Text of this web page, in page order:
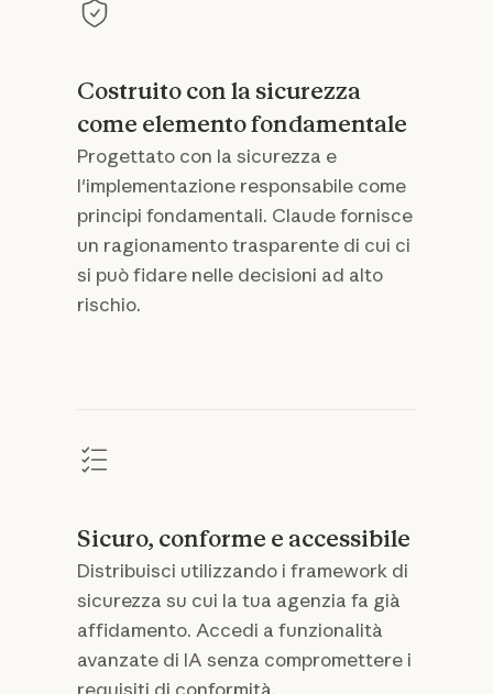
Costruito con la sicurezza
come elemento fondamentale
Progettato con la sicurezza e
l'implementazione responsabile come
principi fondamentali. Claude fornisce
un ragionamento trasparente di cui ci
si può fidare nelle decisioni ad alto
rischio.
Sicuro, conforme e accessibile
Distribuisci utilizzando i framework di
sicurezza su cui la tua agenzia fa già
affidamento. Accedi a funzionalità
avanzate di IA senza compromettere i
requisiti di conformità.